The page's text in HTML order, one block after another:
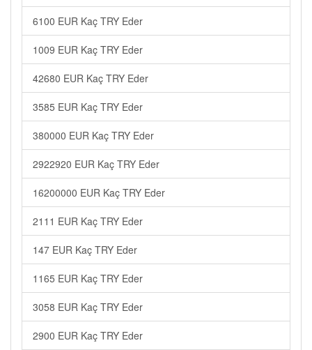
6100 EUR Kaç TRY Eder
1009 EUR Kaç TRY Eder
42680 EUR Kaç TRY Eder
3585 EUR Kaç TRY Eder
380000 EUR Kaç TRY Eder
2922920 EUR Kaç TRY Eder
16200000 EUR Kaç TRY Eder
2111 EUR Kaç TRY Eder
147 EUR Kaç TRY Eder
1165 EUR Kaç TRY Eder
3058 EUR Kaç TRY Eder
2900 EUR Kaç TRY Eder